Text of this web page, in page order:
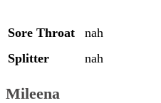
Sore Throat nah
Splitter
nah
Mileena